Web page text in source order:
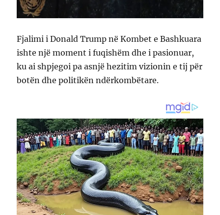
Fjalimi i Donald Trump në Kombet e Bashkuara
ishte një moment i fuqishëm dhe i pasionuar,
ku ai shpjegoi pa asnjë hezitim vizionin e tij për
botën dhe politikën ndërkombëtare.